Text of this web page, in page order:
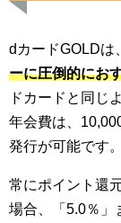
dカードGOLDは、
ーに圧倒的にお
ドカードと同じ
年会費は、
発行が可能です。
常にポイント還
場合、「5.0％」